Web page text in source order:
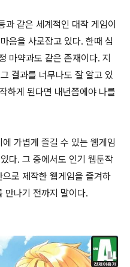
같은 세계적인 대작 게임이
음을 사로잡고 있다. 한때 심
마약과도 같은 존재이다. 지
결과를 너무나도 잘 알고 있
하게 된다면 내년쯤에야 나를
가볍게 즐길 수 있는 웹게임
다. 그 중에서도 인기 웹툰작
으로 제작한 웹게임을 즐겨하
만나기 전까지 말이다.